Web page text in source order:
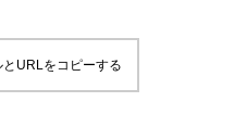
URLをコピーする